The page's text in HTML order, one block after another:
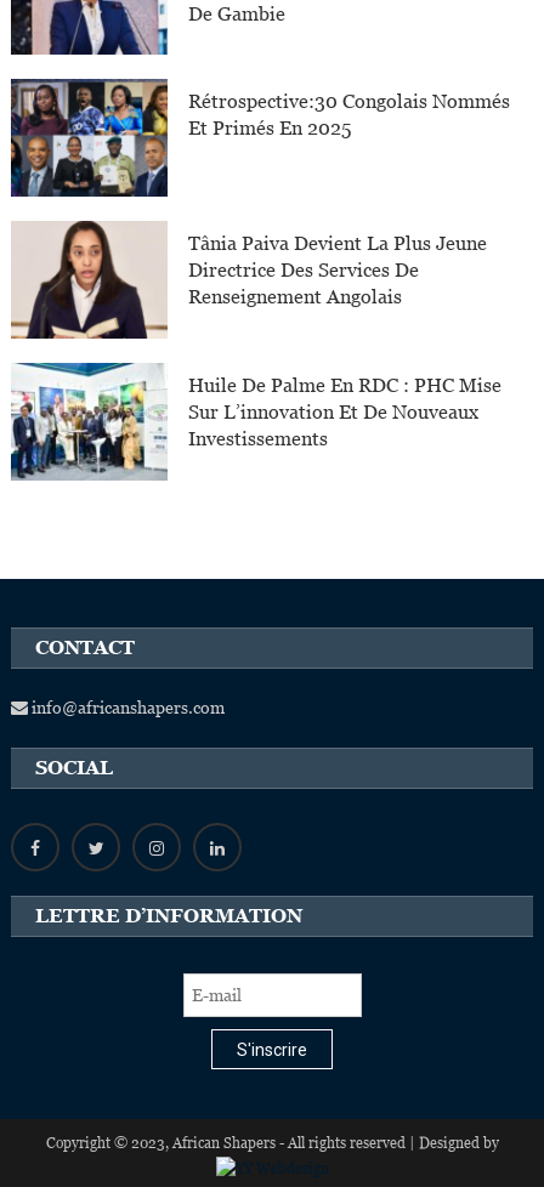
De Gambie
Rétrospective:30 Congolais Nommés
Et Primés En 2025
Tânia Paiva Devient La Plus Jeune
Directrice Des Services De
Renseignement Angolais
Huile De Palme En RDC : PHC Mise
Sur L’innovation Et De Nouveaux
Investissements
CONTACT
info@africanshapers.com
SOCIAL
LETTRE D’INFORMATION
S'inscrire
Copyright © 2023, African Shapers - All rights reserved | Designed by